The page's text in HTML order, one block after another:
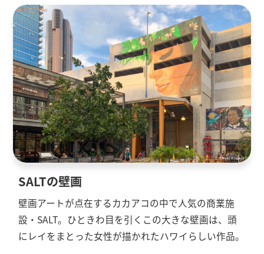
SALTの壁画
壁画アートが点在するカカアコの中で人気の商業施
設・SALT。ひときわ目を引くこの大きな壁画は、頭
にレイをまとった女性が描かれたハワイらしい作品。